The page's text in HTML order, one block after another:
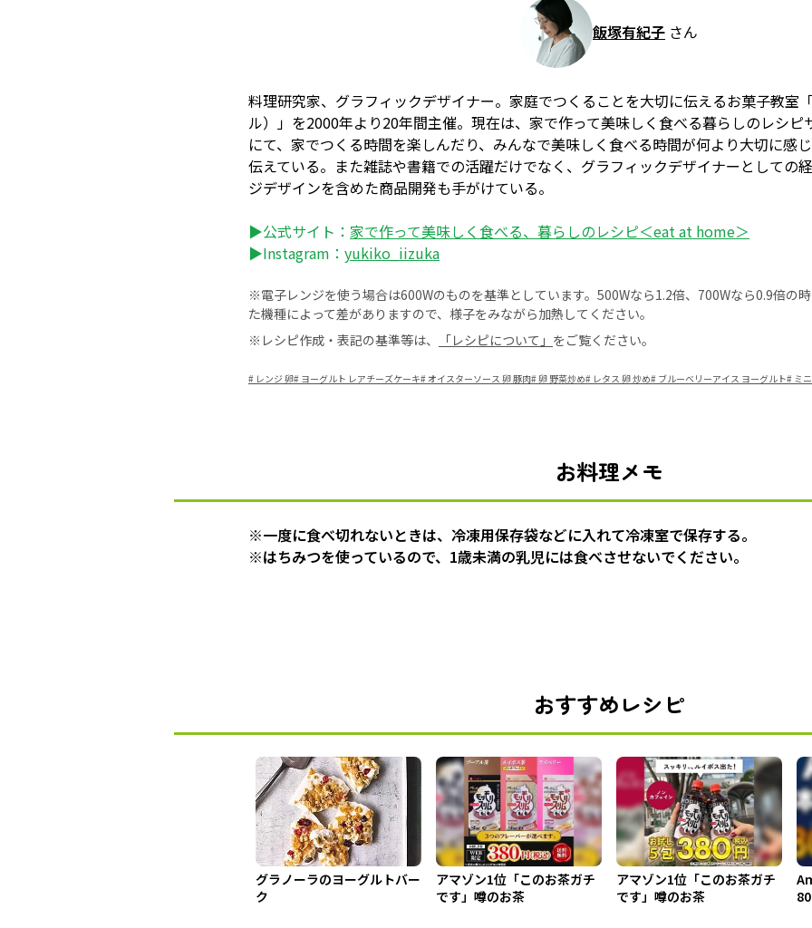
飯塚有紀子 さん
料理研究家、グラフィックデザイナー。家庭でつくることを大切に伝えるお菓子教
ル）」を2000年より20年間主催。現在は、家で作って美味しく食べる暮らしのレシ
にて、家でつくる時間を楽しんだり、みんなで美味しく食べる時間が何より大切に感
伝えている。また雑誌や書籍での活躍だけでなく、グラフィックデザイナーとしての
ジデザインを含めた商品開発も手がけている。
▶公式サイト： 家で作って美味しく食べる、暮らしのレシピ＜eat at home＞
▶Instagram： yukiko_iizuka
※電子レンジを使う場合は600Wのものを基準としています。500Wなら1.2倍、700Wなら0.9倍の
た機種によって差がありますので、様子をみながら加熱してください。
※レシピ作成・表記の基準等は、
「レシピについて」 をご覧ください。
# レンジ 卵# ヨーグルト レアチーズケーキ#オイスターソース 卵 豚肉#卵 野菜炒め# レタス 卵 炒め# ブルーベリーアイス ヨーグルト# ミ
お料理メモ
※一度に食べ切れないときは、冷凍用保存袋などに入れて冷凍室で保存する。
※はちみつを使っているので、1歳未満の乳児には食べさせないでください。
おすすめレシピ
グラノーラのヨーグルトバー
ク
アマゾン1位「このお茶ガチ
です」噂のお茶
アマゾン1位「このお茶ガチ
です」噂のお茶